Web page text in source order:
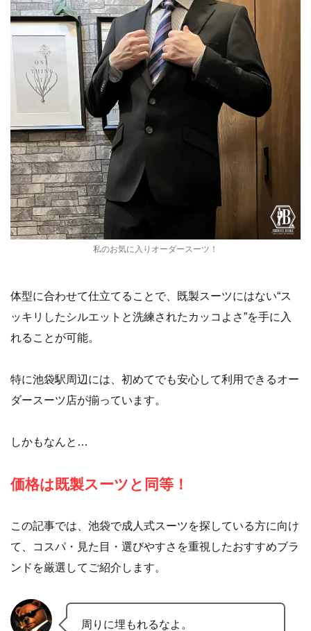
私のお気に入りオーダースーツ！
体型に合わせて仕立てることで、既製スーツにはない“ス
ッキリしたシルエットと洗練されたカッコよさ”を手に入
れることが可能。
特に池袋駅周辺には、初めてでも安心して利用できるオー
ダースーツ店が揃っています。
しかもなんと…
価格は既製スーツと同等！
この記事では、池袋で成人式スーツを探している方に向け
て、コスパ・見た目・選びやすさを重視したおすすめブラ
ンドを厳選してご紹介します。
周りに埋もれるなよ。